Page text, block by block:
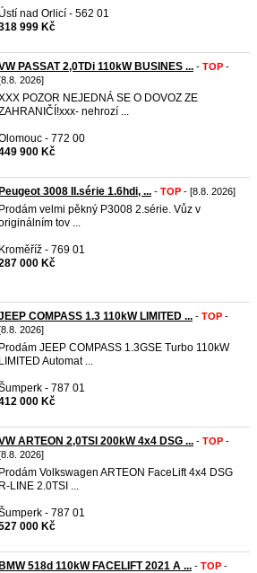
Ústí nad Orlicí - 562 01
999 Kč
PASSAT 2,0TDi 110kW BUSINES ... - TOP -
2026]
POZOR NEJEDNÁ SE O DOVOZ ZE
nehrozí ...
- 772 00
900 Kč
Peugeot 3008 II.série 1.6hdi, ... - TOP - [8.8. 2026]
Prodám velmi pěkný P3008 2.série. Vůz v
tov ...
Kroměříž - 769 01
000 Kč
COMPASS 1.3 110kW LIMITED ... - TOP -
2026]
Prodám JEEP COMPASS 1.3GSE Turbo 110kW
LIMITED Automat ...
- 787 01
000 Kč
ARTEON 2,0TSI 200kW 4x4 DSG ... - TOP -
2026]
Prodám Volkswagen ARTEON FaceLift 4x4 DSG
R-LINE 2.0TSI ...
- 787 01
000 Kč
BMW 518d 110kW FACELIFT 2021 A ... - TOP -